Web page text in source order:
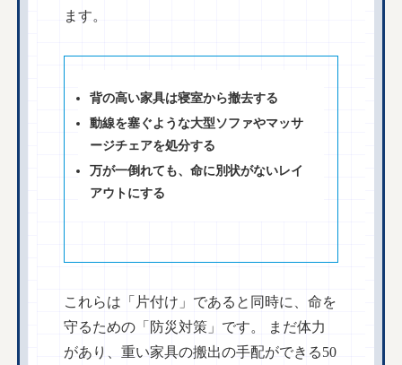
ます。
背の高い家具は寝室から撤去する
動線を塞ぐような大型ソファやマッサ
ージチェアを処分する
万が一倒れても、命に別状がないレイ
アウトにする
これらは「片付け」であると同時に、命を
守るための「防災対策」です。 まだ体力
があり、重い家具の搬出の手配ができる50